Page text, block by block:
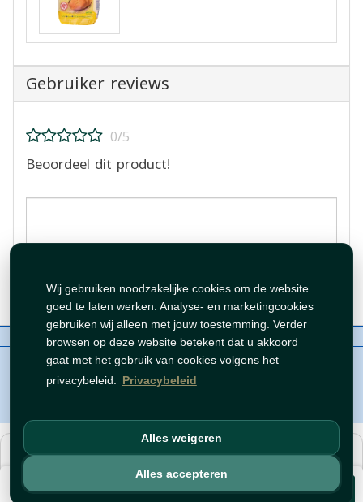
Wij gebruiken noodzakelijke cookies om de website
goed te laten werken. Analyse- en marketingcookies
gebruiken wij alleen met jouw toestemming. Verder
browsen op deze website betekent dat u akkoord
gaat met het gebruik van cookies volgens het
privacybeleid. Privacybeleid
Alles weigeren
Alles accepteren
€ 2,69 Voeg toe
Gebruiker reviews
0/5
Beoordeel dit product!
Beoordeling plaatsen
Over ons Beleid
WhatsAppen
auteursrechten©Tawfeer 2018-2026
هذا متجر جملة. الأسعار وميزات الشراء متاحة فقط للحساباتالمسجّلة
والمفعّلة
سجّل دخولأوافتح حساب .